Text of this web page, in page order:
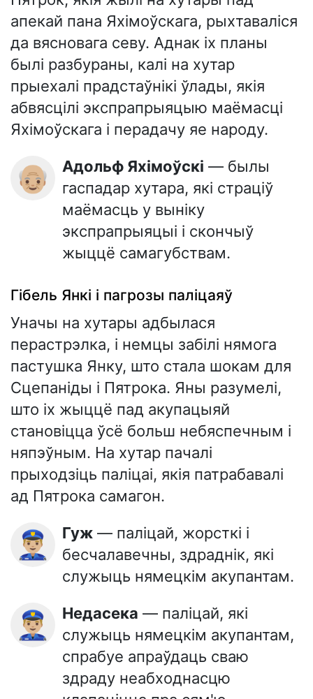
апекай пана Яхімоўскага, рыхтаваліся
да вясновага севу. Аднак іх планы
былі разбураны, калі на хутар
прыехалі прадстаўнікі ўлады, якія
абвясцілі экспрапрыяцыю маёмасці
Яхімоўскага і перадачу яе народу.
👴🏼 Адольф Яхімоўскі — былы
гаспадар хутара, які страціў
маёмасць у выніку
экспрапрыяцыі і скончыў
жыццё самагубствам.
Гібель Янкі і пагрозы паліцаяў
Уначы на хутары адбылася
перастрэлка, і немцы забілі нямога
пастушка Янку, што стала шокам для
Сцепаніды і Пятрока. Яны разумелі,
што іх жыццё пад акупацыяй
становіцца ўсё больш небяспечным і
няпэўным. На хутар пачалі
прыходзіць паліцаі, якія патрабавалі
ад Пятрока самагон.
👮🏼‍♂️ Гуж — паліцай, жорсткі і
бесчалавечны, здраднік, які
служыць нямецкім акупантам.
👮🏼‍♂️ Недасека — паліцай, які
служыць нямецкім акупантам,
спрабуе апраўдаць сваю
здраду неабходнасцю